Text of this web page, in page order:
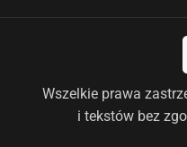
Wszelkie prawa
i tekstów bez